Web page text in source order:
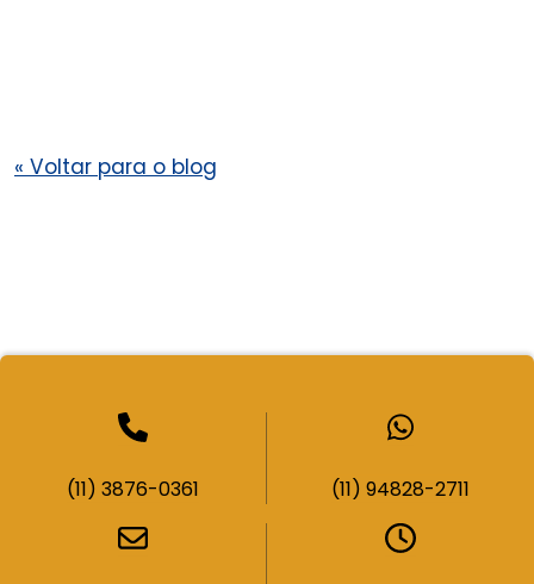
« Voltar para o blog
(11) 3876-0361 (11) 94828-2711